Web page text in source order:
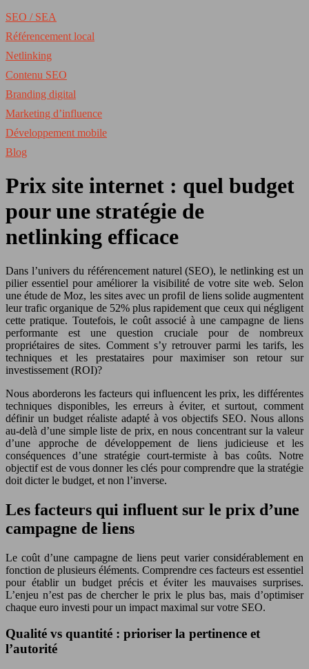
SEO / SEA
Référencement local
Netlinking
Contenu SEO
Branding digital
Marketing d’influence
Développement mobile
Blog
Prix site internet : quel budget
pour une stratégie de
netlinking efficace
Dans l’univers du référencement naturel (SEO), le netlinking est un
pilier essentiel pour améliorer la visibilité de votre site web. Selon
une étude de Moz, les sites avec un profil de liens solide augmentent
leur trafic organique de 52% plus rapidement que ceux qui négligent
cette pratique. Toutefois, le coût associé à une campagne de liens
performante est une question cruciale pour de nombreux
propriétaires de sites. Comment s’y retrouver parmi les tarifs, les
techniques et les prestataires pour maximiser son retour sur
investissement (ROI)?
Nous aborderons les facteurs qui influencent les prix, les différentes
techniques disponibles, les erreurs à éviter, et surtout, comment
définir un budget réaliste adapté à vos objectifs SEO. Nous allons
au-delà d’une simple liste de prix, en nous concentrant sur la valeur
d’une approche de développement de liens judicieuse et les
conséquences d’une stratégie court-termiste à bas coûts. Notre
objectif est de vous donner les clés pour comprendre que la stratégie
doit dicter le budget, et non l’inverse.
Les facteurs qui influent sur le prix d’une
campagne de liens
Le coût d’une campagne de liens peut varier considérablement en
fonction de plusieurs éléments. Comprendre ces facteurs est essentiel
pour établir un budget précis et éviter les mauvaises surprises.
L’enjeu n’est pas de chercher le prix le plus bas, mais d’optimiser
chaque euro investi pour un impact maximal sur votre SEO.
Qualité vs quantité : prioriser la pertinence et
l’autorité